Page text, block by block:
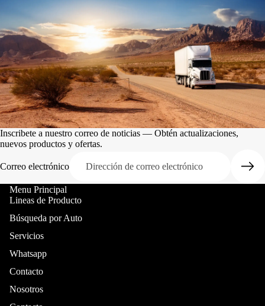
Inscribete a nuestro correo de noticias — Obtén actualizaciones,
nuevos productos y ofertas.
Correo electrónico
Menu Principal
Lineas de Producto
Búsqueda por Auto
Servicios
Whatsapp
Contacto
Nosotros